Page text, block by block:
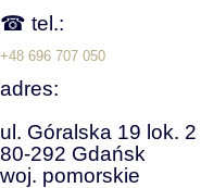
☎ tel.:
+48 696 707 050
adres:
ul. Góralska 19 lok. 2
80-292 Gdańsk
woj. pomorskie